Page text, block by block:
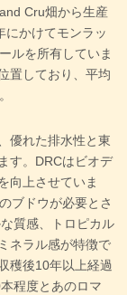
Cru畑から生産
にかけてモンラッ
ルを所有していま
置しており、平均
優れた排水性と東
す。DRCはビオデ
向上させていま
ブドウが必要とさ
質感、トロピカル
ネラル感が特徴で
穫後10年以上経過
程度とあのロマ